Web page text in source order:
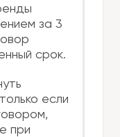
за 3
срок.
если
при